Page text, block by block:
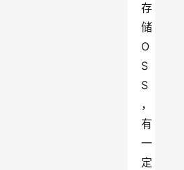
存
储
O
S
S
，
有
一
定